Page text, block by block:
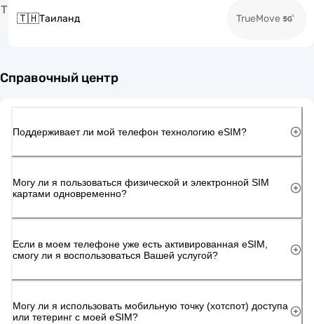
Т
🇹🇭Таиланд TrueMove
Справочный центр
Поддерживает ли мой телефон технологию eSIM?
Могу ли я пользоваться физической и электронной SIM
картами одновременно?
Если в моем телефоне уже есть активированная eSIM,
смогу ли я воспользоваться Вашей услугой?
Могу ли я использовать мобильную точку (хотспот) доступа
или тетеринг с моей eSIM?